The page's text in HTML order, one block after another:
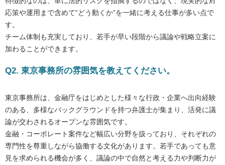
応策や運用まで含めて“どう動くか”を一緒に考える仕事が多い点で
す。
チーム体制も充実しており、若手が早い段階から議論や戦略立案に
加わることができます。
Q2. 東京事務所の雰囲気を教えてください。
東京事務所は、金融庁をはじめとした様々な行政・企業へ出向経験
のある、多様なバックグラウンドを持つ弁護士が集まり、活発に議
論が交わされるオープンな雰囲気です。
金融・コーポレート案件など幅広い分野を扱っており、それぞれの
専門性を尊重しながら協働する文化があります。若手であっても意
見を求められる機会が多く、議論の中で自然と考える力や判断力が